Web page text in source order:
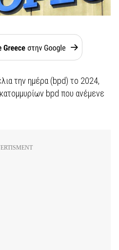
την ημέρα (bpd) το 2024,
bpd που ανέμενε